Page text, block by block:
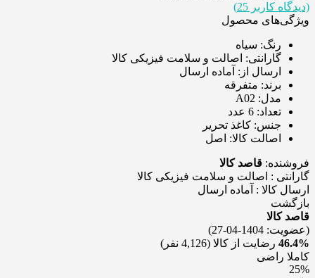
(دیدگاه کاربر 25
)
ویژگی‌های محصول
رنگ: سیاه
گارانتی: اصالت و سلامت فیزیکی کالا
ارسال از: آماده ارسال
برند: متفرقه
مدل: A02
تعداد: 6 عدد
جنس: کاغذ تحریر
اصالت کالا: اصل
فروشنده: قاصد کالا
گارانتی : اصالت و سلامت فيزيکی کالا
ارسال کالا : آماده ارسال
بازگشت
قاصد کالا
(عضویت: 1404-04-27)
46.4% رضایت از کالا (4,126 نفر)
کاملا راضی
25%